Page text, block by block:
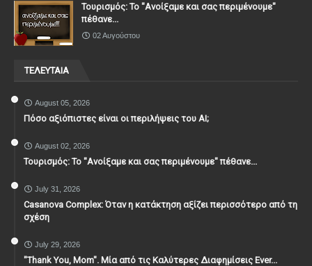
Τουρισμός: Το "Ανοίξαμε και σας περιμένουμε"
πέθανε...
02 Αυγούστου
ΤΕΛΕΥΤΑΙΑ
August 05, 2026
Πόσο αξιόπιστες είναι οι περιλήψεις του ΑΙ;
August 02, 2026
Τουρισμός: Το "Ανοίξαμε και σας περιμένουμε" πέθανε...
July 31, 2026
Casanova Complex: Όταν η κατάκτηση αξίζει περισσότερο από τη
σχέση
July 29, 2026
"Thank You, Mοm". Μία από τις Καλύτερες Διαφημίσεις Ever...